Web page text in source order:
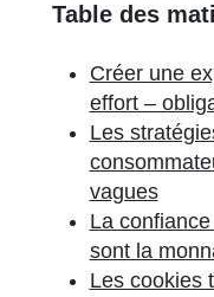
Table des
Créer une
effort –
Les
vagues
La
sont la
Les cookies